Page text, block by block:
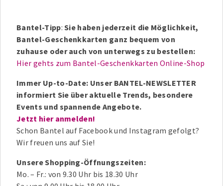
Bantel-Tipp:Sie haben jederzeit die Möglichkeit,
Bantel-Geschenkkarten ganz bequem von
zuhause oder auch von unterwegs zu bestellen:
Hier gehts zum Bantel-Geschenkkarten Online-Shop
Immer Up-to-Date: Unser BANTEL-NEWSLETTER
informiert Sie über aktuelle Trends, besondere
Events und spannende Angebote.
Jetzt hier anmelden!
Schon Bantel auf Facebook und Instagram gefolgt?
Wir freuen uns auf Sie!
Unsere Shopping-Öffnungszeiten:
Mo. – Fr.: von 9.30 Uhr bis 18.30 Uhr